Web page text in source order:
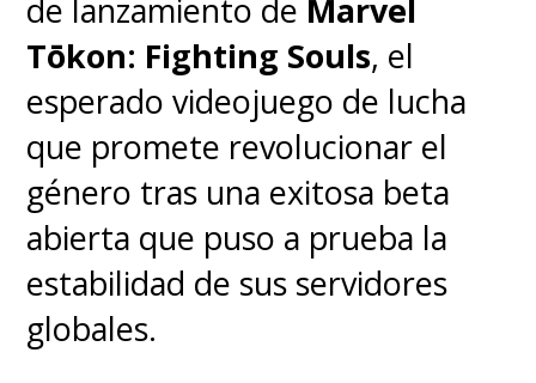
Fox.Ninguna hizo justicia a
los personajes y la más
reciente fue un verdadero
fracaso, creativo y de taquilla
La próxima encarnación de la
familia, por primera vez, se
de lanzamiento de Marvel
Tōkon: Fighting Souls, el
esperado videojuego de lucha
que promete revolucionar el
género tras una exitosa beta
abierta que puso a prueba la
estabilidad de sus servidores
globales.